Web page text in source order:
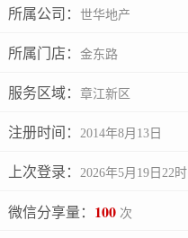
所属公司： 世华地产
所属门店： 金东路
服务区域： 章江新区
注册时间： 2014年8月13日
上次登录： 2026年5月19日22时
微信分享量： 100 次